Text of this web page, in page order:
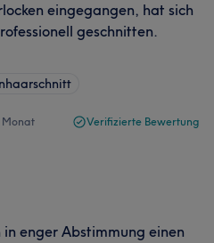
eingegangen, hat sich
geschnitten.
Monat Verifizierte Bewertung
enger Abstimmung einen